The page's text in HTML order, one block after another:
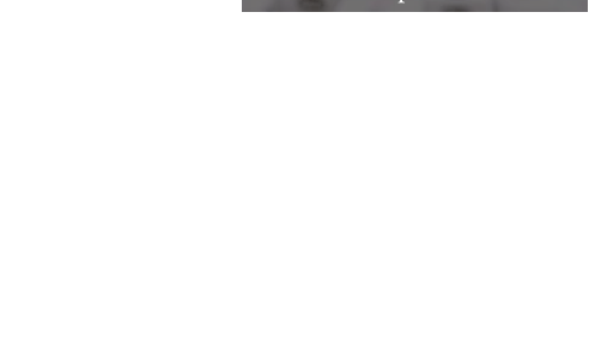
determinerà le